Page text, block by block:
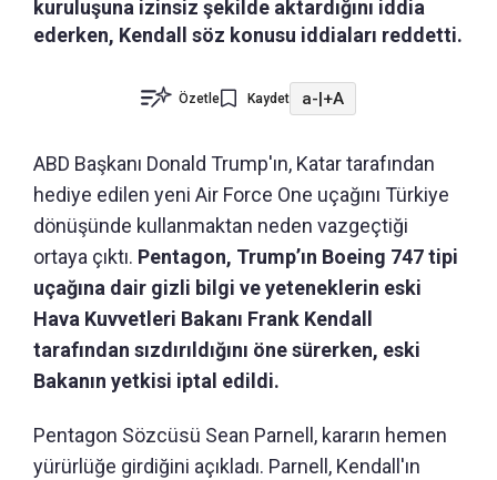
kuruluşuna izinsiz şekilde aktardığını iddia
ederken, Kendall söz konusu iddiaları reddetti.
Özetle Kaydet a-|+A
ABD Başkanı Donald Trump'ın, Katar tarafından
hediye edilen yeni Air Force One uçağını Türkiye
dönüşünde kullanmaktan neden vazgeçtiği
ortaya çıktı. Pentagon, Trump’ın Boeing 747 tipi
uçağına dair gizli bilgi ve yeteneklerin eski
Hava Kuvvetleri Bakanı Frank Kendall
tarafından sızdırıldığını öne sürerken, eski
Bakanın yetkisi iptal edildi.
Pentagon Sözcüsü Sean Parnell, kararın hemen
yürürlüğe girdiğini açıkladı. Parnell, Kendall'ın